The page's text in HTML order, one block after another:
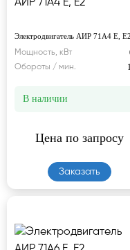
Электродвигатель АИР 71А4 Е, Е2
Мощность, кВт
Обороты / мин.
В наличии
Цена по запросу
Заказать